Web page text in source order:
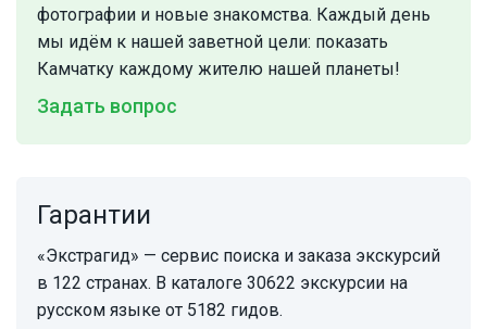
фотографии и новые знакомства. Каждый день
мы идём к нашей заветной цели: показать
Камчатку каждому жителю нашей планеты!
Задать вопрос
Гарантии
«Экстрагид» — сервис поиска и заказа экскурсий
в 122 странах. В каталоге 30622 экскурсии на
русском языке от 5182 гидов.